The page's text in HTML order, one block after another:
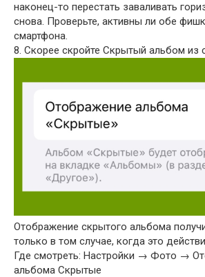
наконец-то перестать заваливать
снова. Проверьте, активны ли обе
смартфона.
8. Скорее скройте Скрытый альбом из
Отображение скрытого альбома
только в том случае, когда это
Где смотреть: Настройки → Фото →
альбома Скрытые